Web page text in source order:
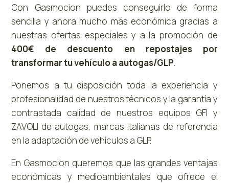
Con Gasmocion puedes conseguirlo de forma
sencilla y ahora mucho más económica gracias a
nuestras ofertas especiales y a la promoción de
400€ de descuento en repostajes por
transformar tu vehículo a autogas/GLP.
Ponemos a tu disposición toda la experiencia y
profesionalidad de nuestros técnicos y la garantía y
contrastada calidad de nuestros equipos GFI y
ZAVOLI de autogas, marcas italianas de referencia
en la adaptación de vehículos a GLP.
En Gasmocion queremos que las grandes ventajas
económicas y medioambientales que ofrece el